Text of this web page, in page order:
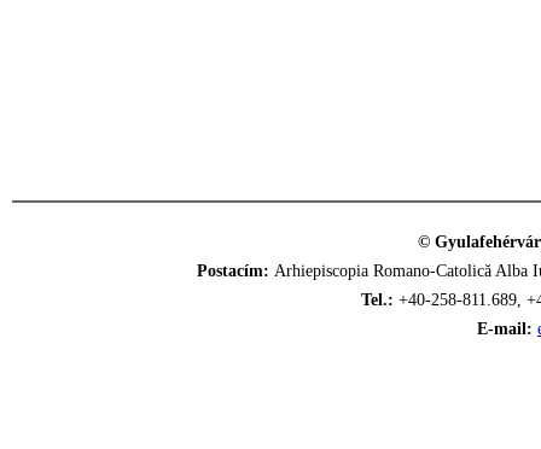
©
Postacím: Arhiepiscopia Romano-Catolică
Tel.: +40-258-811.689,
E-mail: